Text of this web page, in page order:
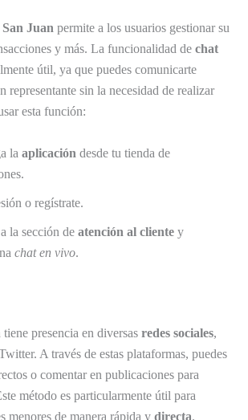
Juan permite a los usuarios gestionar su
y más. La funcionalidad de chat
útil, ya que puedes comunicarte
representante sin la necesidad de realizar
esta función:
la aplicación desde tu tienda de
o regístrate.
la sección de atención al cliente y
chat en vivo.
presencia en diversas redes sociales,
A través de estas plataformas, puedes
o comentar en publicaciones para
método es particularmente útil para
menores de manera rápida y directa.